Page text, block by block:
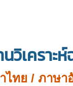
วิเคราะ
ไทย / ภาษา